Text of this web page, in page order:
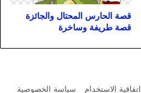
قصة الحارس المحتال والجائزة
قصة طريفة وساخرة
اتفاقية الاستخدام سياسة الخصوصية